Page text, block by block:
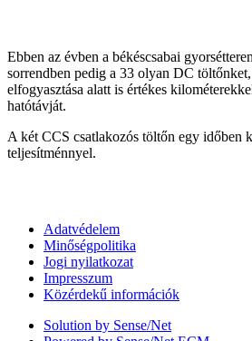
Ebben az évben a békéscsabai
sorrendben pedig a 33 olyan DC
elfogyasztása alatt is értékes
hatótávját.
A két CCS csatlakozós töltőn egy időben
teljesítménnyel.
Adatvédelem
Minőségpolitika
Jogi nyilatkozat
Impresszum
Közérdekű információk
Solution by Sense/Net